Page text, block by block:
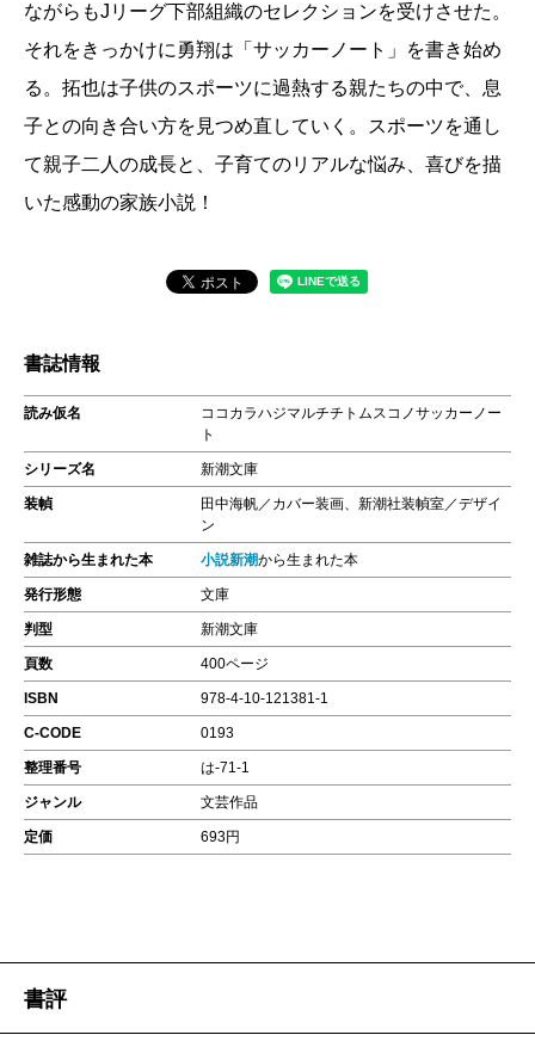
ながらもJリーグ下部組織のセレクションを受けさせた。
それをきっかけに勇翔は「サッカーノート」を書き始め
る。拓也は子供のスポーツに過熱する親たちの中で、息
子との向き合い方を見つめ直していく。スポーツを通し
て親子二人の成長と、子育てのリアルな悩み、喜びを描
いた感動の家族小説！
書誌情報
読み仮名
ココカラハジマルチチトムスコノサッカーノー
ト
シリーズ名 新潮文庫
装幀
田中海帆／カバー装画、新潮社装幀室／デザイ
ン
雑誌から生まれた本 小説新潮から生まれた本
発行形態 文庫
判型 新潮文庫
頁数 400ページ
ISBN 978-4-10-121381-1
C-CODE 0193
整理番号 は-71-1
ジャンル 文芸作品
定価 693円
書評